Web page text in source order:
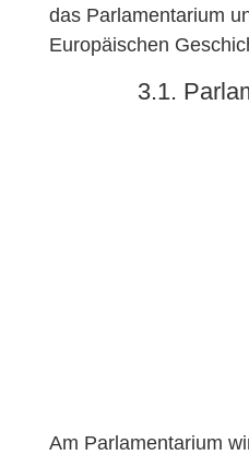
das Parlamentarium
Europäischen
3.1.
Am Parlamentarium